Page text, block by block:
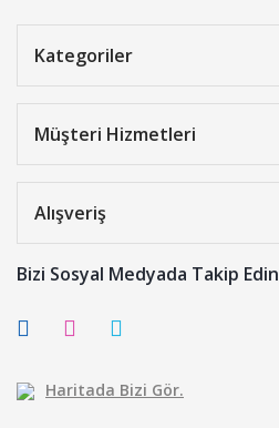
Kategoriler
Müşteri Hizmetleri
Alışveriş
Bizi Sosyal Medyada Takip Edin
Haritada Bizi Gör.